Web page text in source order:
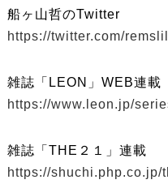
船ヶ山哲のTwitter
https://twitter.com/
雑誌「LEON」WEB連載
https://www.leon.jp/
雑誌「THE２１」連載
https://shuchi.php.co.jp/